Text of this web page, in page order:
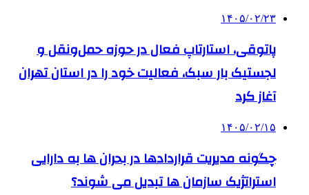
۱۴۰۵/۰۲/۲۳
پاتوقی، استارتاپ فعال در حوزه حمل‌ونقل و
لجستیک بار سبک، فعالیت خود را در استان تهران
آغاز کرد
۱۴۰۵/۰۲/۱۵
چگونه مدیریت قراردادها در بحران ها به دارایی
استراتژیک سازمان ها تبدیل می شوند؟